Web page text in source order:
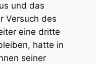
und das
Versuch des
eine dritte
hatte in
seiner